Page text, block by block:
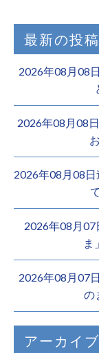
最新の投稿
2026年08月08
2026年08月08
2026年08月08
2026年08月07
ま
2026年08月07
の
アーカイブ